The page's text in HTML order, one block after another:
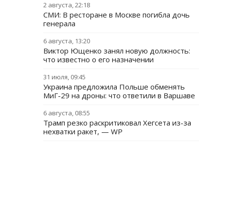
2 августа, 22:18
СМИ: В ресторане в Москве погибла дочь
генерала
6 августа, 13:20
Виктор Ющенко занял новую должность:
что известно о его назначении
31 июля, 09:45
Украина предложила Польше обменять
МиГ-29 на дроны: что ответили в Варшаве
6 августа, 08:55
Трамп резко раскритиковал Хегсета из-за
нехватки ракет, — WP